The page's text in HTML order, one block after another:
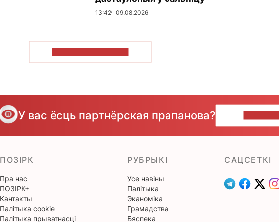
13:42 09.08.2026
У вас ёсць партнёрская прапанова?
ПОЗІРК
Пра нас
ПОЗІРК+
Кантакты
Палітыка cookie
Палітыка прыватнасці
РУБРЫКІ
Усе навіны
Палітыка
Эканоміка
Грамадства
Бяспека
САЦСЕТКІ